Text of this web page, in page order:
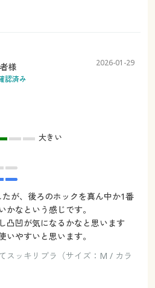
様
認済み
2026-01-29
大きい
が、後ろのホックを真ん中か1番
かなという感じです。
凸凹が気になるかなと思います
いやすいと思います。
スッキリブラ（サイズ：M / カラ